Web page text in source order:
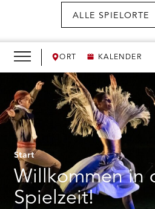
ORT KALENDER
KARTENKAUF ÖFFNEN
WIR ÖFFNEN
DAS THEATER ÖFFNEN
THEATERPÄDAGOGIK ÖFFNEN
BESUCH ÖFFNEN
Start
Willkommen in
Spielzeit!